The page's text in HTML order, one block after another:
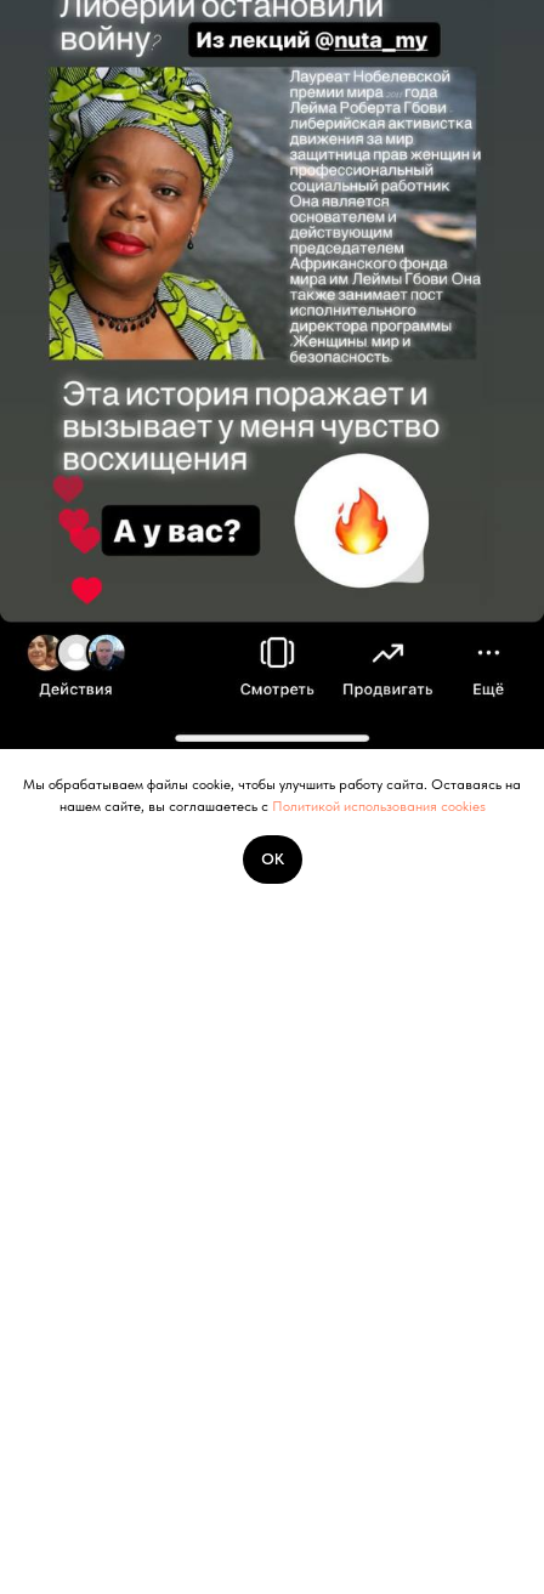
Мы обрабатываем файлы cookie, чтобы улучшить работу сайта. Оставаясь на
нашем сайте, вы соглашаетесь с Политикой использования cookies
ОК